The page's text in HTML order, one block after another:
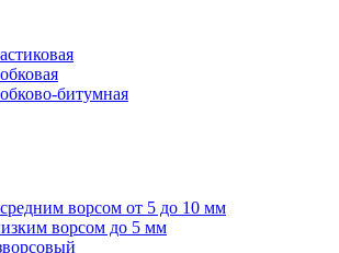
битумная
ворсом от 5 до 10 мм
ворсом до 5 мм